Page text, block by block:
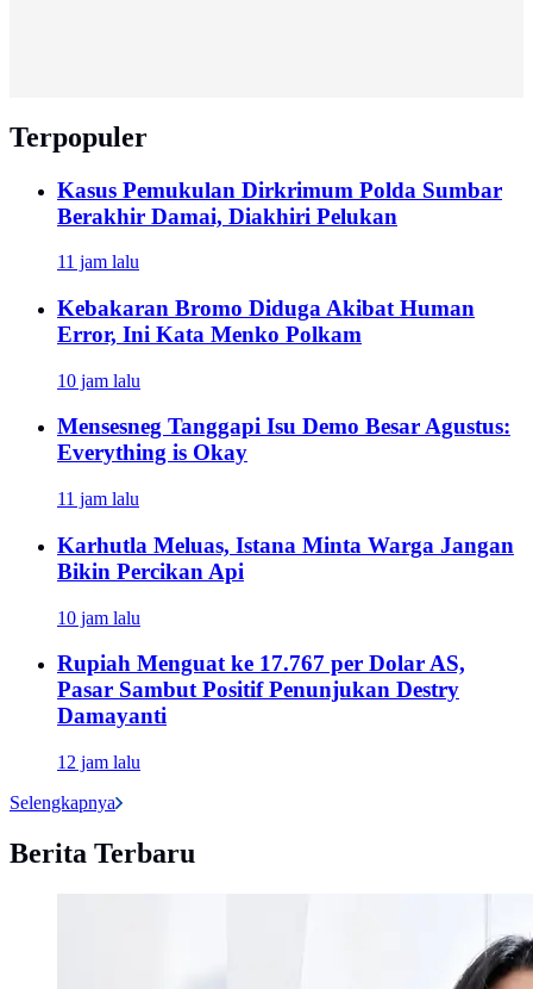
Terpopuler
Kasus Pemukulan Dirkrimum Polda Sumbar
Berakhir Damai, Diakhiri Pelukan
11 jam lalu
Kebakaran Bromo Diduga Akibat Human
Error, Ini Kata Menko Polkam
10 jam lalu
Mensesneg Tanggapi Isu Demo Besar Agustus:
Everything is Okay
11 jam lalu
Karhutla Meluas, Istana Minta Warga Jangan
Bikin Percikan Api
10 jam lalu
Rupiah Menguat ke 17.767 per Dolar AS,
Pasar Sambut Positif Penunjukan Destry
Damayanti
12 jam lalu
Selengkapnya
Berita Terbaru